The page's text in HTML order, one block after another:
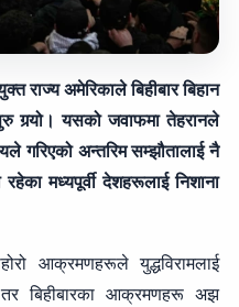
राज्य अमेरिकाले बिहीबार बिहान
गर्‍यो। यसको जवाफमा तेहरानले
गरिएको अन्तरिम सम्झौतालाई नै
रहेका मध्यपूर्वी देशहरूलाई निशाना
आक्रमणहरूले युद्धविरामलाई
बिहीबारका आक्रमणहरू अझ